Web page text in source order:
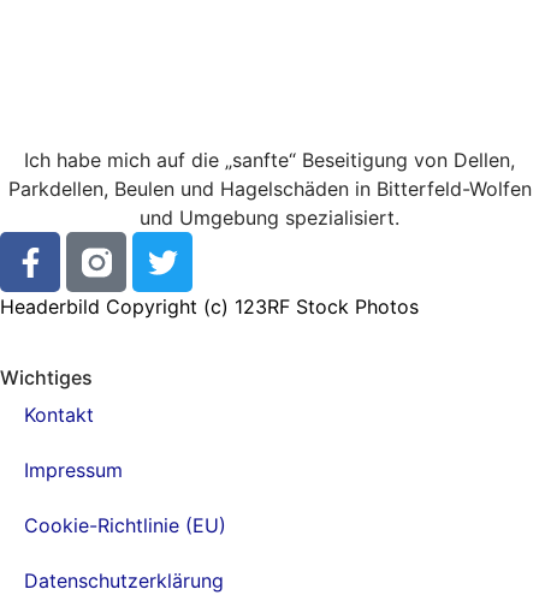
Ich habe mich auf die „sanfte“ Beseitigung von Dellen,
Parkdellen, Beulen und Hagelschäden in Bitterfeld-Wolfen
und Umgebung spezialisiert.
Headerbild Copyright (c) 123RF Stock Photos
Wichtiges
Kontakt
Impressum
Cookie-Richtlinie (EU)
Datenschutzerklärung